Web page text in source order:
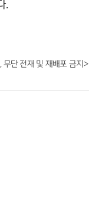
.
단 전재 및 재배포 금지>